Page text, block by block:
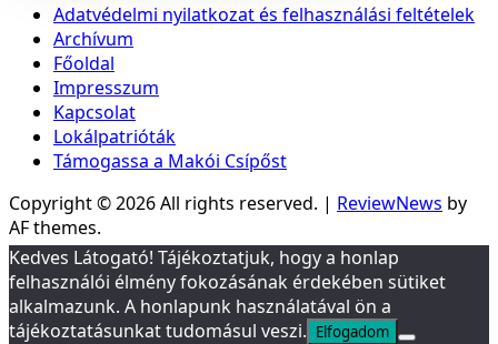
Adatvédelmi nyilatkozat és felhasználási feltételek
Archívum
Főoldal
Impresszum
Kapcsolat
Lokálpatrióták
Támogassa a Makói Csípőst
Copyright © 2026 All rights reserved. | ReviewNews by
AF themes.
Kedves Látogató! Tájékoztatjuk, hogy a honlap
felhasználói élmény fokozásának érdekében sütiket
alkalmazunk. A honlapunk használatával ön a
tájékoztatásunkat tudomásul veszi. Elfogadom